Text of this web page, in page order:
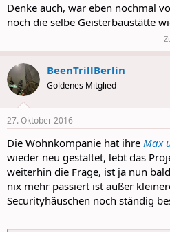
Denke auch, war eben nochmal
noch die selbe Geisterbaustätte
BeenTrillBerlin
Goldenes Mitglied
27. Oktober 2016
Die Wohnkompanie hat ihre Max
wieder neu gestaltet, lebt das
weiterhin die Frage, ist ja nun
nix mehr passiert ist außer
Securityhäuschen noch ständig